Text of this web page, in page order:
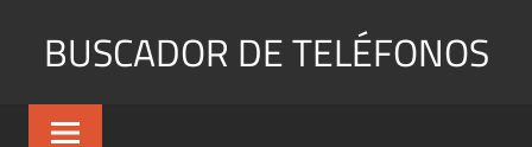
BUSCADOR DE TELÉFONOS
Identifica
Números